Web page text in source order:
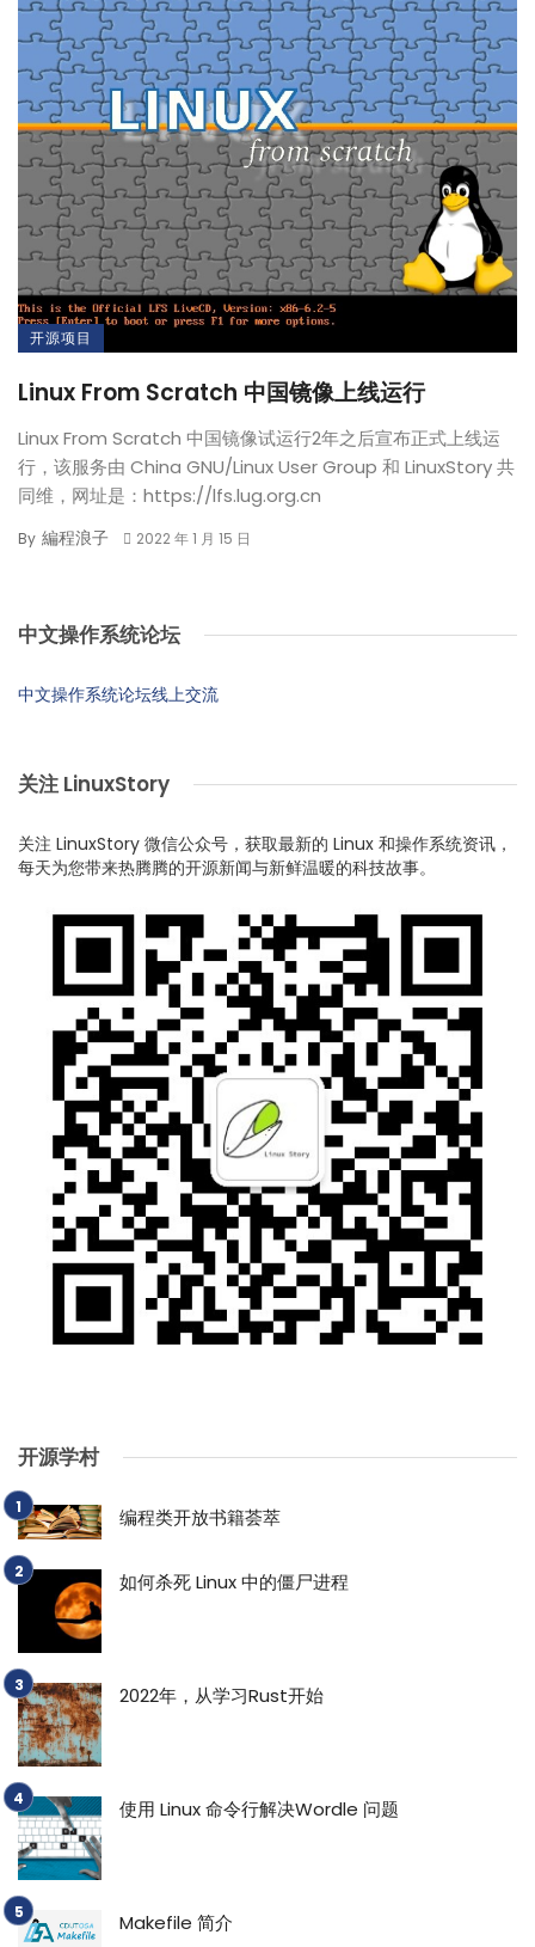
开源项目
Linux From Scratch 中国镜像上线运行
Linux From Scratch 中国镜像试运行2年之后宣布正式上线运
行，该服务由 China GNU/Linux User Group 和 LinuxStory 共
同维，网址是：https://lfs.lug.org.cn
By 編程浪子 2022 年 1 月 15 日
中文操作系统论坛
中文操作系统论坛线上交流
关注 LinuxStory
关注 LinuxStory 微信公众号，获取最新的 Linux 和操作系统资讯，
每天为您带来热腾腾的开源新闻与新鲜温暖的科技故事。
开源学村
编程类开放书籍荟萃
如何杀死 Linux 中的僵尸进程
2022年，从学习Rust开始
使用 Linux 命令行解决Wordle 问题
Makefile 简介